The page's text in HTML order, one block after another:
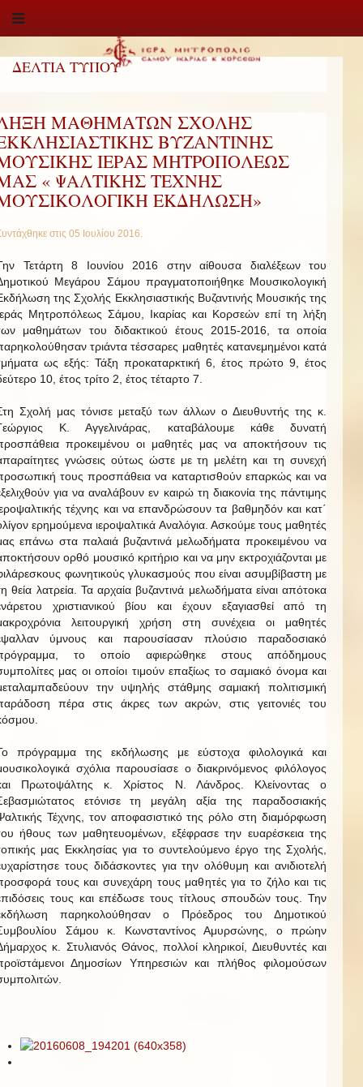
ΔΕΛΤΙΑ ΤΥΠΟΥ
ΜΑΘΗΜΑΤΩΝ ΣΧΟΛΗΣ
ΒΥΖΑΝΤΙΝΗΣ
ΙΕΡΑΣ ΜΗΤΡΟΠΟΛΕΩΣ
« ΨΑΛΤΙΚΗΣ ΤΕΧΝΗΣ
ΕΚΔΗΛΩΣΗ»
στις 05 Ιουλίου 2016.
Τετάρτη 8 Ιουνίου 2016 στην αίθουσα διαλέξεων του
Μεγάρου Σάμου πραγματοποιήθηκε Μουσικολογική
της Σχολής Εκκλησιαστικής Βυζαντινής Μουσικής της
Μητροπόλεως Σάμου, Ικαρίας και Κορσεών επί τη λήξη
μαθημάτων του διδακτικού έτους 2015-2016, τα οποία
τριάντα τέσσαρες μαθητές κατανεμημένοι κατά
ως εξής: Τάξη προκαταρκτική 6, έτος πρώτο 9, έτος
10, έτος τρίτο 2, έτος τέταρτο 7.
Σχολή μας τόνισε μεταξύ των άλλων ο Διευθυντής της κ.
Κ. Αγγελινάρας, καταβάλουμε κάθε δυνατή
προκειμένου οι μαθητές μας να αποκτήσουν τις
γνώσεις ούτως ώστε με τη μελέτη και τη συνεχή
τους προσπάθεια να καταρτισθούν επαρκώς και να
για να αναλάβουν εν καιρώ τη διακονία της πάντιμης
τέχνης και να επανδρώσουν τα βαθμηδόν και κατ΄
ερημούμενα ιεροψαλτικά Αναλόγια. Ασκούμε τους μαθητές
επάνω στα παλαιά βυζαντινά μελωδήματα προκειμένου να
ορθό μουσικό κριτήριο και να μην εκτροχιάζονται με
φωνητικούς γλυκασμούς που είναι ασυμβίβαστη με
θεία λατρεία. Τα αρχαία βυζαντινά μελωδήματα είναι απότοκα
χριστιανικού βίου και έχουν εξαγιασθεί από τη
λειτουργική χρήση στη συνέχεια οι μαθητές
ύμνους και παρουσίασαν πλούσιο παραδοσιακό
το οποίο αφιερώθηκε στους απόδημους
μας οι οποίοι τιμούν επαξίως το σαμιακό όνομα και
την υψηλής στάθμης σαμιακή πολιτισμική
πέρα στις άκρες των ακρών, στις γειτονιές του
πρόγραμμα της εκδήλωσης με εύστοχα φιλολογικά και
σχόλια παρουσίασε ο διακρινόμενος φιλόλογος
Πρωτοψάλτης κ. Χρίστος Ν. Λάνδρος. Κλείνοντας ο
ετόνισε τη μεγάλη αξία της παραδοσιακής
Τέχνης, τον αποφασιστικό της ρόλο στη διαμόρφωση
ήθους των μαθητευομένων, εξέφρασε την ευαρέσκεια της
μας Εκκλησίας για το συντελούμενο έργο της Σχολής,
τους διδάσκοντες για την ολόθυμη και ανιδιοτελή
τους και συνεχάρη τους μαθητές για το ζήλο και τις
τους και επέδωσε τους τίτλους σπουδών τους. Την
παρηκολούθησαν ο Πρόεδρος του Δημοτικού
Σάμου κ. Κωνσταντίνος Αμυρσώνης, ο πρώην
κ. Στυλιανός Θάνος, πολλοί κληρικοί, Διευθυντές και
Δημοσίων Υπηρεσιών και πλήθος φιλομούσων